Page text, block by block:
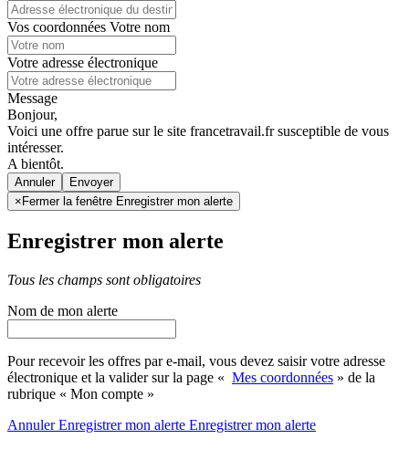
Vos coordonnées Votre nom
Votre adresse électronique
Message
Bonjour,
Voici une offre parue sur le site francetravail.fr susceptible de vous
intéresser.
A bientôt.
Annuler
× Fermer la fenêtre Enregistrer mon alerte
Enregistrer mon alerte
Tous les champs sont obligatoires
Nom de mon alerte
Pour recevoir les offres par e-mail, vous devez saisir votre adresse
électronique et la valider sur la page « Mes coordonnées » de la
rubrique « Mon compte »
AnnulerEnregistrer mon alerte Enregistrermon alerte